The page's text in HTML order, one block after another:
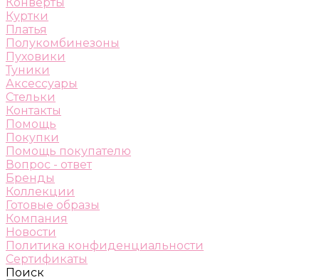
Куртки
Платья
Полукомбинезоны
Пуховики
Туники
Аксессуары
Стельки
Контакты
Помощь
Покупки
Помощь покупателю
Вопрос - ответ
Бренды
Коллекции
Готовые образы
Компания
Новости
Политика конфиденциальности
Сертификаты
Поиск